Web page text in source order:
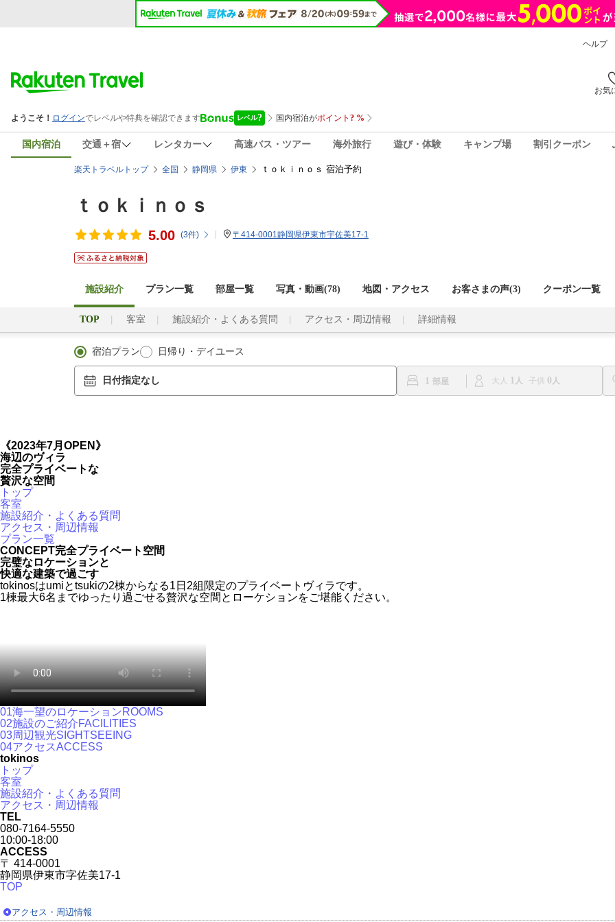
ヘルプ
お気
国内宿泊 交通＋宿 レンタカー 高速バス・ツアー 海外旅行 遊び・体験 キャンプ場 割引クーポン
楽天トラベルトップ 全国 静岡県 伊東 ｔｏｋｉｎｏｓ 宿泊予約
ｔｏｋｉｎｏｓ
5.00 (3件) 〒414-0001静岡県伊東市宇佐美17-1
施設紹介 プラン一覧 部屋一覧 写真・動画(78) 地図・アクセス お客さまの声(3) クーポン一覧
TOP 客室 施設紹介・よくある質問 アクセス・周辺情報 詳細情報
宿泊プラン 日帰り・デイユース
日付指定なし 1 大人 1 子供 0
《2023年7月 OPEN》
海辺のヴィラ
完全プライベートな
贅沢な空間
トップ
客室
施設紹介・よくある質問
アクセス・周辺情報
プラン一覧
CONCEPT完全プライベート空間
完璧なロケーションと
快適な建築で過ごす
tokinosはumiとtsukiの2棟からなる1日2組限定のプライベートヴィラです。
1棟最大6名までゆったり過ごせる贅沢な空間とローケションをご堪能ください。
01海一望のロケーションROOMS
02施設のご紹介FACILITIES
03周辺観光SIGHTSEEING
04アクセスACCESS
tokinos
トップ
客室
施設紹介・よくある質問
アクセス・周辺情報
TEL
080-7164-5550
10:00-18:00
ACCESS
〒 414-0001
静岡県伊東市字佐美17-1
TOP
アクセス・周辺情報